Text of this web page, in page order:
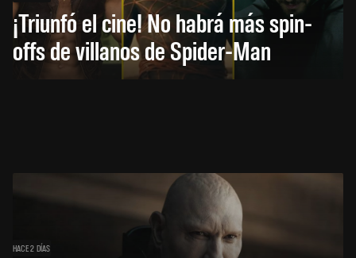
¡Triunfó el cine! No habrá más spin-
offs de villanos de Spider-Man
HACE 2 DÍAS